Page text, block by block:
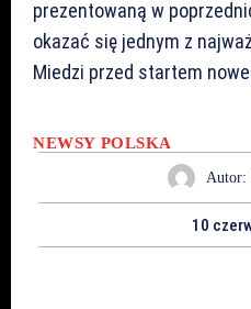
prezentowaną w
okazać się jednym z
Miedzi przed startem
NEWSY POLSKA
Autor:
10